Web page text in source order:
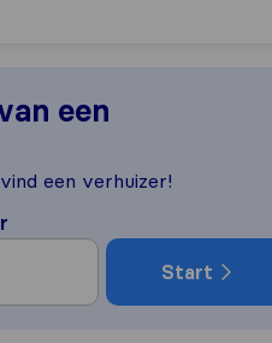
een
een verhuizer!
Start